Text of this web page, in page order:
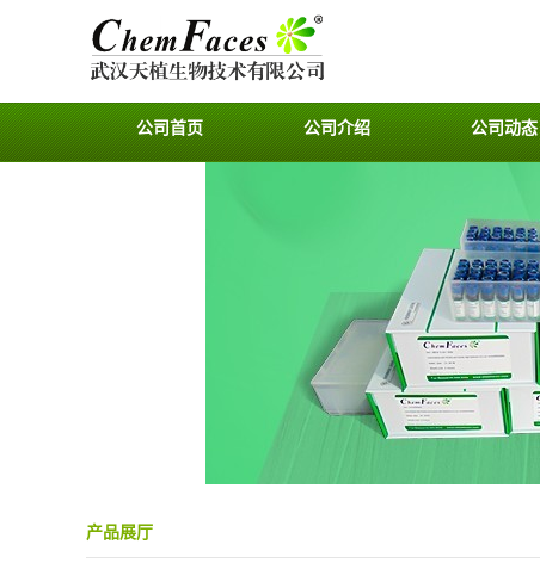
公司首页 公司介绍 公司动态
产品展厅